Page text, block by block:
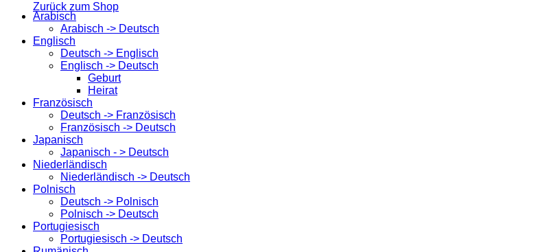
Zurück zum Shop
Arabisch
Arabisch -> Deutsch
Englisch
Deutsch -> Englisch
Englisch -> Deutsch
Geburt
Heirat
Französisch
Deutsch -> Französisch
Französisch -> Deutsch
Japanisch
Japanisch - > Deutsch
Niederländisch
Niederländisch -> Deutsch
Polnisch
Deutsch -> Polnisch
Polnisch -> Deutsch
Portugiesisch
Portugiesisch -> Deutsch